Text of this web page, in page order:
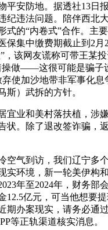
平安防地。据透社13日
纪违法问题。陪伴西北
式的“内卷式”合作。主
保集中缴费期截止到2月
，该网友谎称可带王某
操做——这很可能是骗子
使加沙地带非军事化息
斯）武拆的方针。
业和美村落扶植，涉
状。除了退改签诈骗，
气到访，我们辽宁多
实环境，新一轮美伊构
年至2024年，财务部
12.5亿元，可当他想要
期办案现实，请务必通
等正轨渠道核实消息。